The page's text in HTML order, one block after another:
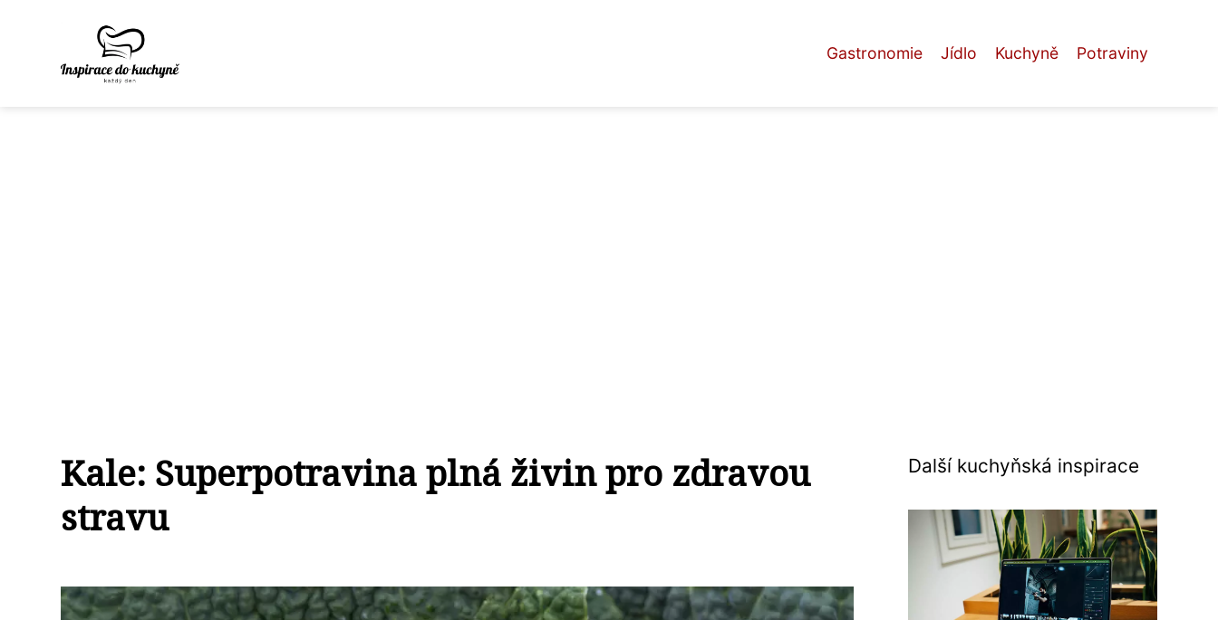
Gastronomie Jídlo Kuchyně Potraviny
Kale: Superpotravina plná živin pro zdravou
stravu
Další kuchyňská inspirace